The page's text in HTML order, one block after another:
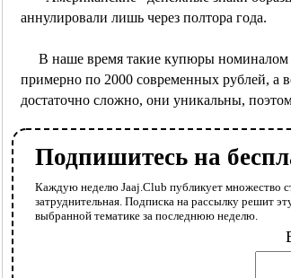
аннулировали лишь через полтора года.
В наше время такие купюры номиналом
примерно по 2000 современных рублей, а
достаточно сложно, они уникальны,
Подпишитесь на
Каждую неделю Jaaj.Club публикует множество
затруднительная. Подписка на рассылку решит
выбранной тематике за последнюю неделю.